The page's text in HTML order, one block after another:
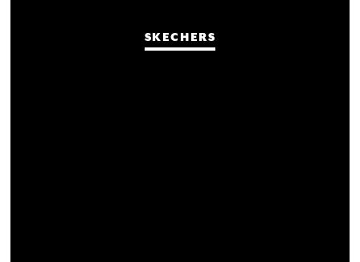
SKECHERS